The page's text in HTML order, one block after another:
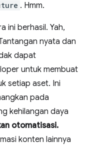
. Hmm.
ini berhasil. Yah,
nyata dan
dapat
untuk membuat
setiap aset. Ini
pada
kehilangan daya
otomatisasi.
konten lainnya